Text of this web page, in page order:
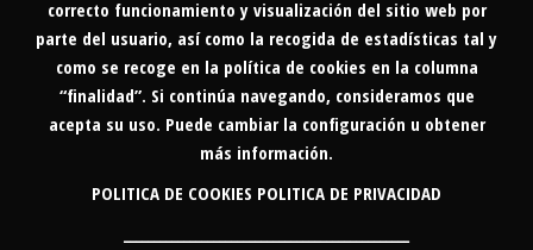
correcto funcionamiento y visualización del sitio web por
parte del usuario, así como la recogida de estadísticas tal y
como se recoge en la política de cookies en la columna
“finalidad”. Si continúa navegando, consideramos que
acepta su uso. Puede cambiar la configuración u obtener
más información.
POLITICA DE COOKIES POLITICA DE PRIVACIDAD